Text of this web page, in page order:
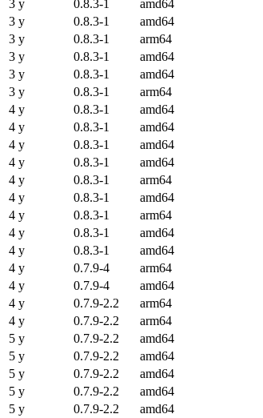
3 y
0.8.3-1 amd64
3 y
0.8.3-1 amd64
3 y
0.8.3-1 arm64
3 y
0.8.3-1 amd64
3 y
0.8.3-1 amd64
3 y
0.8.3-1 arm64
4 y
0.8.3-1 amd64
4 y
0.8.3-1 amd64
4 y
0.8.3-1 amd64
4 y
0.8.3-1 amd64
4 y
0.8.3-1 arm64
4 y
0.8.3-1 amd64
4 y
0.8.3-1 arm64
4 y
0.8.3-1 amd64
4 y
0.8.3-1 amd64
4 y
0.7.9-4 arm64
4 y
0.7.9-4 amd64
4 y
0.7.9-2.2 arm64
4 y
0.7.9-2.2 arm64
5 y
0.7.9-2.2 amd64
5 y
0.7.9-2.2 amd64
5 y
0.7.9-2.2 amd64
5 y
0.7.9-2.2 amd64
5 y
0.7.9-2.2 amd64